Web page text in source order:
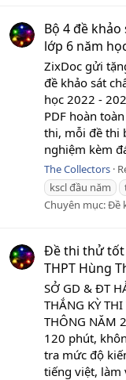
Bộ 4 đề
lớp 6 năm
ZixDoc gửi
đề khảo sát
học 2022 -
PDF hoàn
thi, mỗi đề thi
nghiệm kèm
The Collectors
kscl đầu năm
Chuyên mục:Đề
Đề thi thử tốt
THPT Hùng
SỞ GD & ĐT
THẮNG KỲ
THÔNG NĂM
120 phút,
tra mức độ
tiếng việt, làm